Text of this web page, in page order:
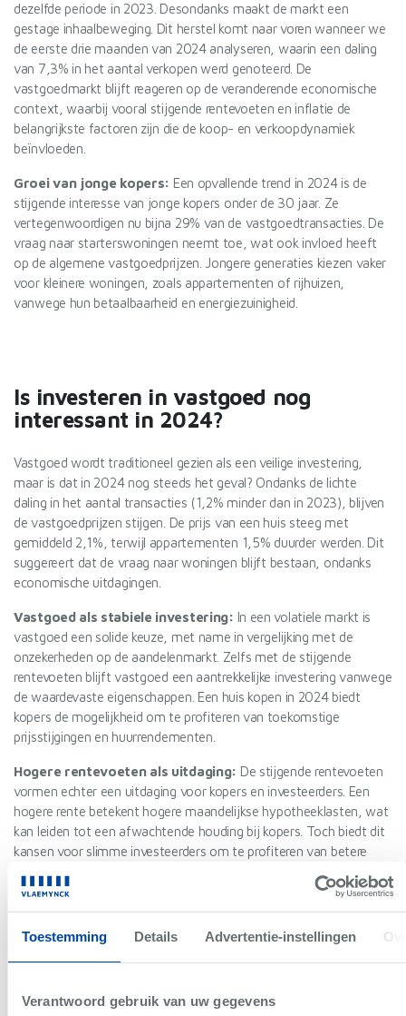
Toestemming Details Advertentie-instellingen
Verantwoord gebruik van uw gegevens
dezelfde periode in 2023. Desondanks maakt de markt een
gestage inhaalbeweging. Dit herstel komt naar voren wanneer we
de eerste drie maanden van 2024 analyseren, waarin een daling
van 7,3% in het aantal verkopen werd genoteerd. De
vastgoedmarkt blijft reageren op de veranderende economische
context, waarbij vooral stijgende rentevoeten en inflatie de
belangrijkste factoren zijn die de koop- en verkoopdynamiek
beïnvloeden.
Groei van jonge kopers: Een opvallende trend in 2024 is de
stijgende interesse van jonge kopers onder de 30 jaar. Ze
vertegenwoordigen nu bijna 29% van de vastgoedtransacties. De
vraag naar starterswoningen neemt toe, wat ook invloed heeft
op de algemene vastgoedprijzen. Jongere generaties kiezen vaker
voor kleinere woningen, zoals appartementen of rijhuizen,
vanwege hun betaalbaarheid en energiezuinigheid.
Is investeren in vastgoed nog
interessant in 2024?
Vastgoed wordt traditioneel gezien als een veilige investering,
maar is dat in 2024 nog steeds het geval? Ondanks de lichte
daling in het aantal transacties (1,2% minder dan in 2023), blijven
de vastgoedprijzen stijgen. De prijs van een huis steeg met
gemiddeld 2,1%, terwijl appartementen 1,5% duurder werden. Dit
suggereert dat de vraag naar woningen blijft bestaan, ondanks
economische uitdagingen.
Vastgoed als stabiele investering: In een volatiele markt is
vastgoed een solide keuze, met name in vergelijking met de
onzekerheden op de aandelenmarkt. Zelfs met de stijgende
rentevoeten blijft vastgoed een aantrekkelijke investering vanwege
de waardevaste eigenschappen. Een huis kopen in 2024 biedt
kopers de mogelijkheid om te profiteren van toekomstige
prijsstijgingen en huurrendementen.
Hogere rentevoeten als uitdaging: De stijgende rentevoeten
vormen echter een uitdaging voor kopers en investeerders. Een
hogere rente betekent hogere maandelijkse hypotheeklasten, wat
kan leiden tot een afwachtende houding bij kopers. Toch biedt dit
kansen voor slimme investeerders om te profiteren van betere
verder stabiliseert.
Wat doet de prijs van een huis in 2024?
De prijzen van huizen stegen in alle Vlaamse provincies in 2024, als